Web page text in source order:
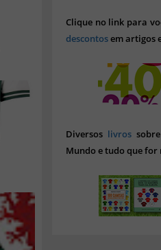
Clique no link para
descontosem artigos
Diversos livros
Mundo e tudo que